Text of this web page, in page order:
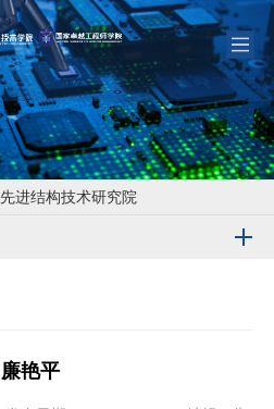
先进结构技术研究院
廉艳平